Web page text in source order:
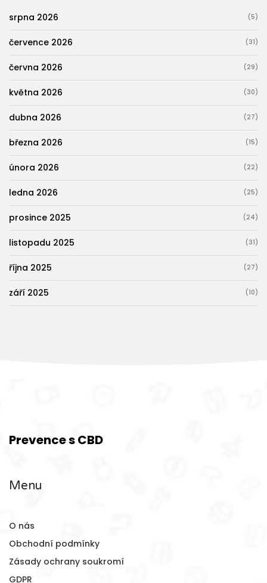
srpna 2026 (5)
července 2026 (31)
června 2026 (29)
května 2026 (30)
dubna 2026 (27)
března 2026 (15)
února 2026 (22)
ledna 2026 (25)
prosince 2025 (24)
listopadu 2025 (31)
října 2025 (27)
září 2025 (10)
Prevence s CBD
Menu
O nás
Obchodní podmínky
Zásady ochrany soukromí
GDPR